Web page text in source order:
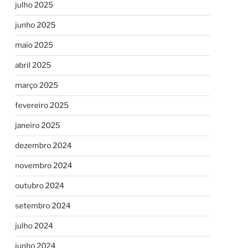
julho 2025
junho 2025
maio 2025
abril 2025
março 2025
fevereiro 2025
janeiro 2025
dezembro 2024
novembro 2024
outubro 2024
setembro 2024
julho 2024